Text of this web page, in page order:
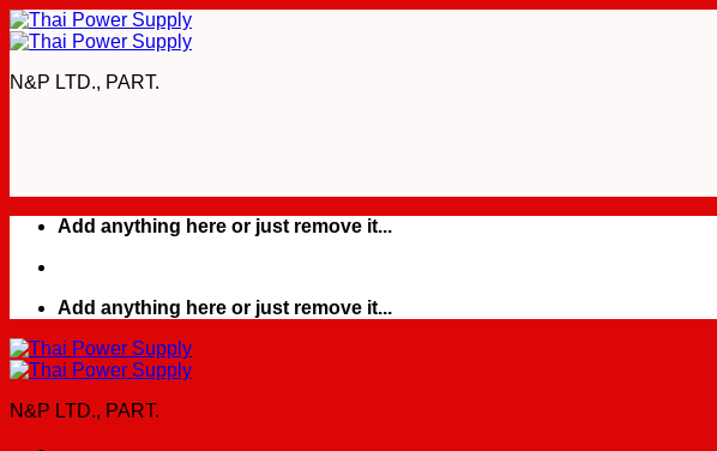
Skip
to
N&P LTD., PART.
Add anything here or just remove it...
Add anything here or just remove it...
N&P LTD., PART.